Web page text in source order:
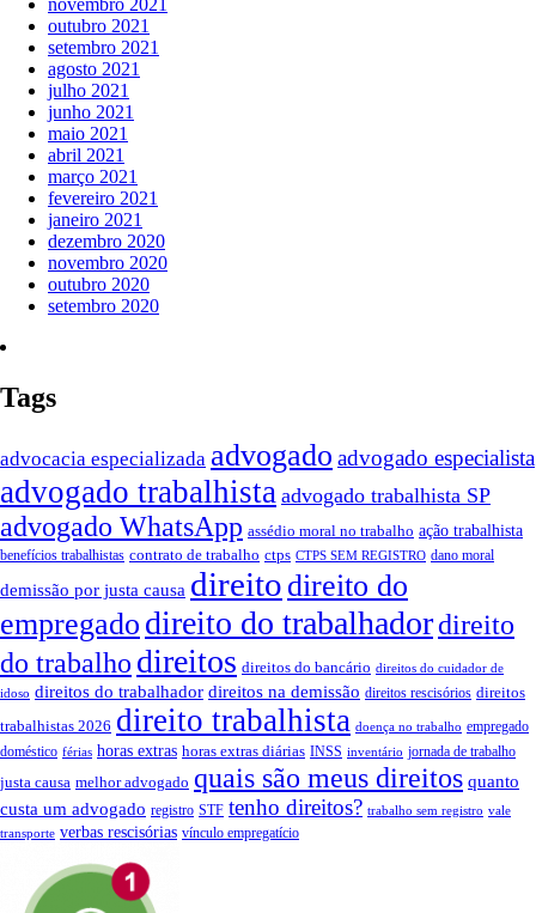
novembro 2021
outubro 2021
setembro 2021
agosto 2021
julho 2021
junho 2021
maio 2021
abril 2021
março 2021
fevereiro 2021
janeiro 2021
dezembro 2020
novembro 2020
outubro 2020
setembro 2020
Tags
advocacia especializada advogado advogado especialista
advogado trabalhista advogado trabalhista SP
advogado WhatsApp assédio moral no trabalho ação trabalhista
benefícios trabalhistas contrato de trabalho ctps CTPS SEM REGISTRO dano moral
demissão por justa causa direito direito do
empregado direito do trabalhadordireito
do trabalho direitos direitos do bancário direitos do cuidador de
idoso direitos do trabalhador direitos na demissão direitos rescisórios direitos
trabalhistas 2026 direito trabalhista doença no trabalho empregado
doméstico férias horas extras horas extras diárias INSS inventário jornada de trabalho
justa causa melhor advogado quais são meus direitos quanto
custa um advogado registro STF tenho direitos? trabalho sem registro vale
transporte verbas rescisórias vínculo empregatício